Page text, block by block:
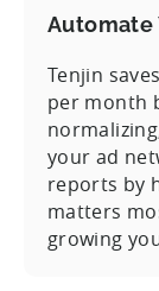
Automate
Tenjin
per month
your ad
reports by
matters
growing